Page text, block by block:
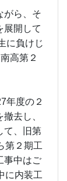
がら、そ
展開して
に負けじ
高第２
年度の２
去し、
て、旧第
第２期工
事中はご
に内装工